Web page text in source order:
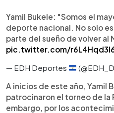
Yamil Bukele: "Somos el
deporte nacional. No solo
parte del sueño de volver al
pic.twitter.com/
— EDH Deportes
A inicios de este año, Yamil
patrocinaron el torneo de la
embargo, por los